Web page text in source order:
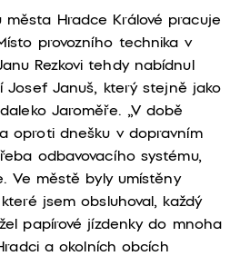
města Hradce Králové pracuje
provozního technika v
Rezkovi tehdy nabídnul
Josef Januš, který stejně jako
Jaroměře. „V době
oproti dnešku v dopravním
odbavovacího systému,
Ve městě byly umístěny
jsem obsluhoval, každý
papírové jízdenky do mnoha
a okolních obcích